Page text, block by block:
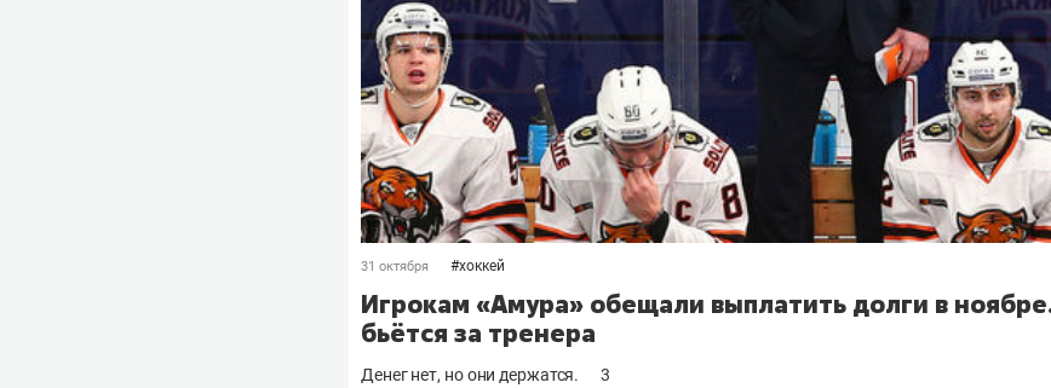
31 октября #хоккей
Игрокам «Амура» обещали выплатить долги в
бьётся за тренера
Денег нет, но они держатся. 3